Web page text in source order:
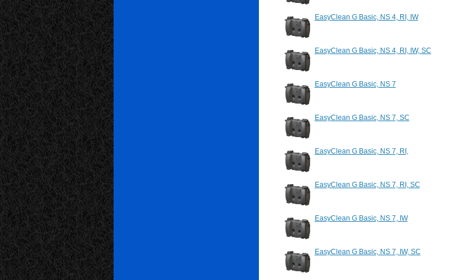
EasyClean G Basic, NS 4, RI, IW
EasyClean G Basic, NS 4, RI, IW, SC
EasyClean G Basic, NS 7
EasyClean G Basic, NS 7, SC
EasyClean G Basic, NS 7, RI,
EasyClean G Basic, NS 7, RI, SC
EasyClean G Basic, NS 7, IW
EasyClean G Basic, NS 7, IW, SC